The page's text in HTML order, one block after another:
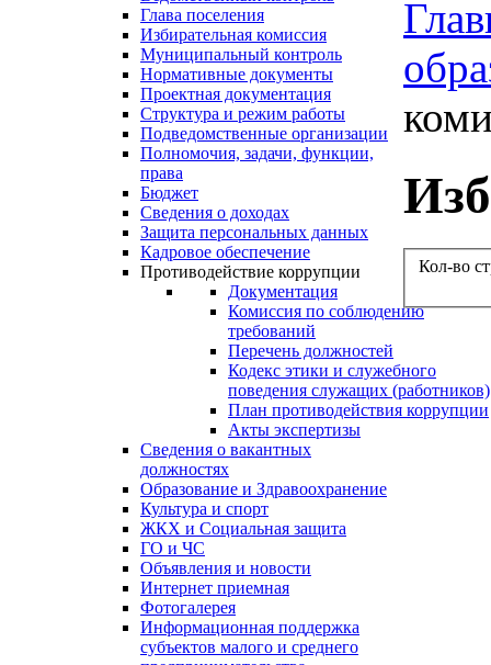
Глава поселения
Избирательная комиссия
Муниципальный контроль
Нормативные документы
Проектная документация
Структура и режим работы
Подведомственные организации
Полномочия, задачи, функции,
права
Бюджет
Сведения о доходах
Защита персональных данных
Кадровое обеспечение
Противодействие коррупции
Документация
Комиссия по соблюдению
требований
Перечень должностей
Кодекс этики и служебного
поведения служащих (работников)
План противодействия коррупции
Акты экспертизы
Сведения о вакантных
должностях
Образование и Здравоохранение
Культура и спорт
ЖКХ и Социальная защита
ГО и ЧС
Объявления и новости
Интернет приемная
Фотогалерея
Информационная поддержка
субъектов малого и среднего
Кол-во